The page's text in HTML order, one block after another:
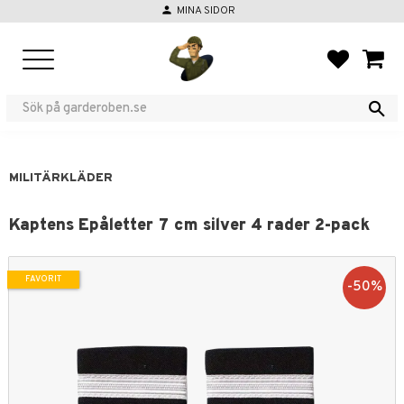
person MINA SIDOR
MILITÄRKLÄDER
Kaptens Epåletter 7 cm silver 4 rader 2-pack
50%
FAVORIT